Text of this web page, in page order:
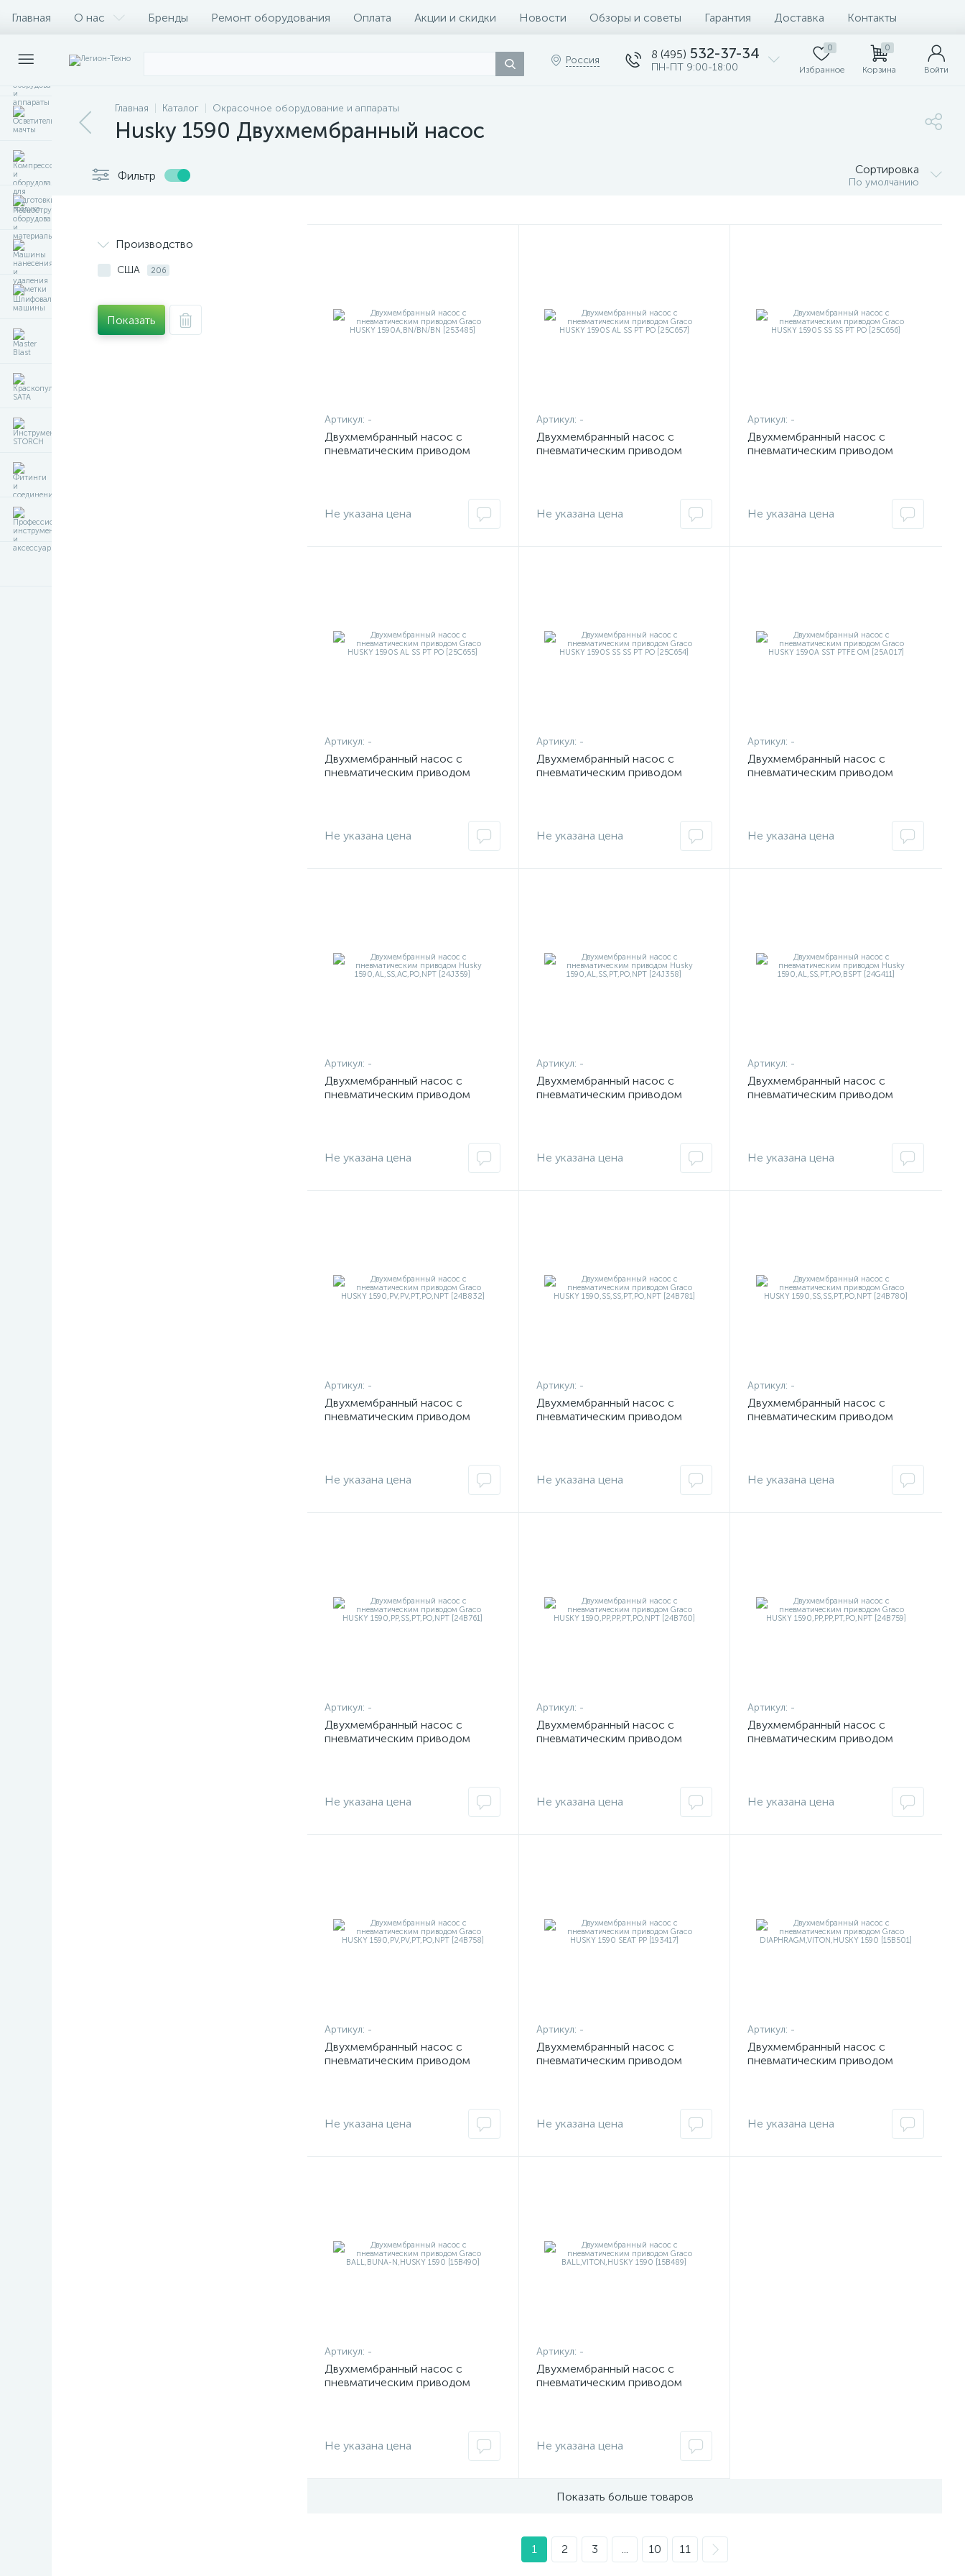
Главная О нас Бренды Ремонт оборудования Оплата Акции и скидки Новости Обзоры и советы Гарантия Доставка Контакты
Россия 8 (495) 532-37-34
ПН-ПТ 9:00-18:00
0
Избранное
0
Корзина Войти
Главная Каталог Окрасочное оборудование и аппараты
Husky 1590 Двухмембранный насос
Фильтр Сортировка
По умолчанию
Производство
США 206
Показать
Артикул: -
Двухмембранный насос с
пневматическим приводом
Не указана цена
Артикул: -
Двухмембранный насос с
пневматическим приводом
Не указана цена
Артикул: -
Двухмембранный насос с
пневматическим приводом
Не указана цена
Артикул: -
Двухмембранный насос с
пневматическим приводом
Не указана цена
Артикул: -
Двухмембранный насос с
пневматическим приводом
Не указана цена
Артикул: -
Двухмембранный насос с
пневматическим приводом
Не указана цена
Артикул: -
Двухмембранный насос с
пневматическим приводом
Не указана цена
Артикул: -
Двухмембранный насос с
пневматическим приводом
Не указана цена
Артикул: -
Двухмембранный насос с
пневматическим приводом
Не указана цена
Артикул: -
Двухмембранный насос с
пневматическим приводом
Не указана цена
Артикул: -
Двухмембранный насос с
пневматическим приводом
Не указана цена
Артикул: -
Двухмембранный насос с
пневматическим приводом
Не указана цена
Артикул: -
Двухмембранный насос с
пневматическим приводом
Не указана цена
Артикул: -
Двухмембранный насос с
пневматическим приводом
Не указана цена
Артикул: -
Двухмембранный насос с
пневматическим приводом
Не указана цена
Артикул: -
Двухмембранный насос с
пневматическим приводом
Не указана цена
Артикул: -
Двухмембранный насос с
пневматическим приводом
Не указана цена
Артикул: -
Двухмембранный насос с
пневматическим приводом
Не указана цена
Артикул: -
Двухмембранный насос с
пневматическим приводом
Не указана цена
Артикул: -
Двухмембранный насос с
пневматическим приводом
Не указана цена
Показать больше товаров
1 2 3 ... 10 11